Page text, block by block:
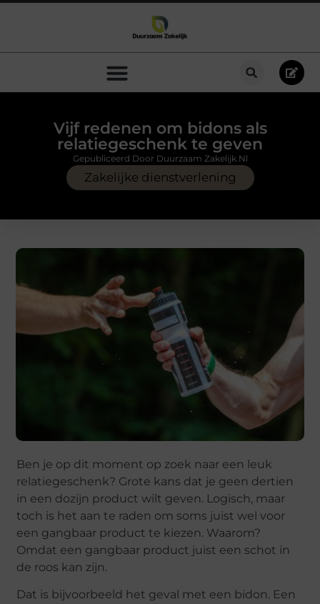
Vijf redenen om bidons als
relatiegeschenk te geven
Zakelijke dienstverlening
Gepubliceerd Door Duurzaam Zakelijk.nl
Ben je op dit moment op zoek naar een leuk
relatiegeschenk? Grote kans dat je geen dertien
in een dozijn product wilt geven. Logisch, maar
toch is het aan te raden om soms juist wel voor
een gangbaar product te kiezen. Waarom?
Omdat een gangbaar product juist een schot in
de roos kan zijn.
Dat is bijvoorbeeld het geval met een bidon. Een